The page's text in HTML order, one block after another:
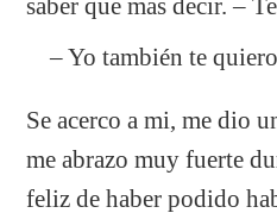
– Yo también te
Se acerco a mi, me dio
me abrazo muy fuerte
feliz de haber podido